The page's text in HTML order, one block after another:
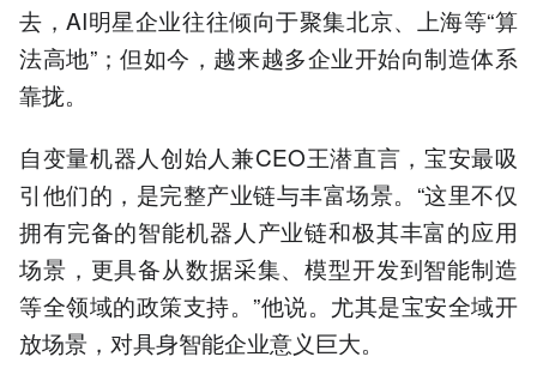
去，AI明星企业往往倾向于聚集北京、上海等“算
法高地”；但如今，越来越多企业开始向制造体系
靠拢。
自变量机器人创始人兼CEO王潜直言，宝安最吸
引他们的，是完整产业链与丰富场景。“这里不仅
拥有完备的智能机器人产业链和极其丰富的应用
场景，更具备从数据采集、模型开发到智能制造
等全领域的政策支持。”他说。尤其是宝安全域开
放场景，对具身智能企业意义巨大。